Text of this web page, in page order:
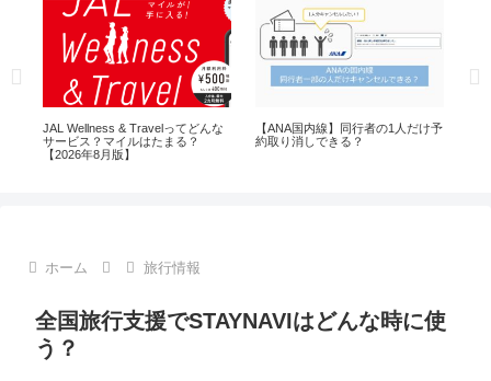
JAL Wellness & Travelってどんな
サービス？マイルはたまる？
【2026年8月版】
【ANA国内線】同行者の1人だけ予
約取り消しできる？
ホーム 旅行情報
全国旅行支援でSTAYNAVIはどんな時に使
う？